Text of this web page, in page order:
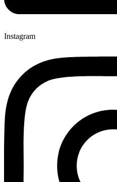
Instagram